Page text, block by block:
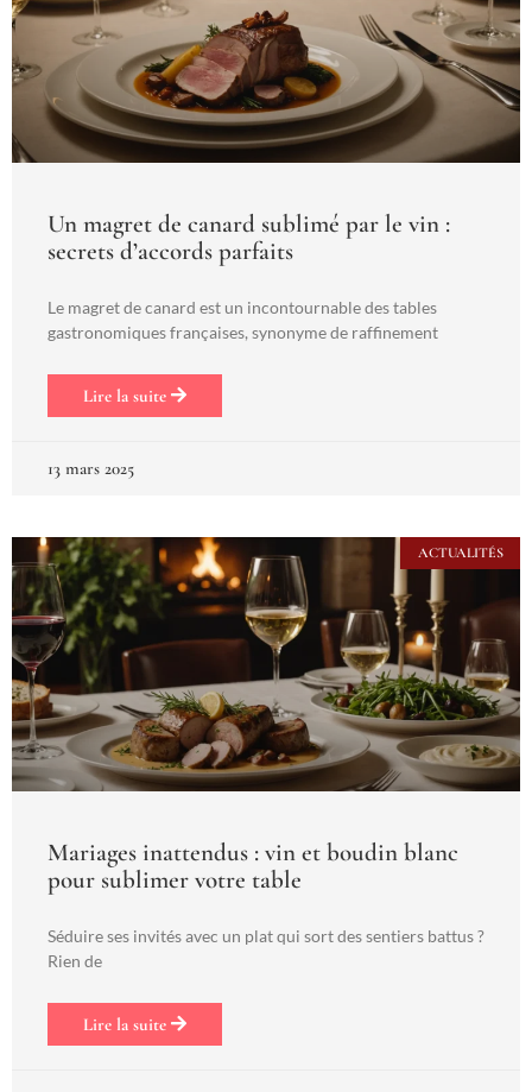
Un magret de canard sublimé par le vin :
secrets d’accords parfaits
Le magret de canard est un incontournable des tables
gastronomiques françaises, synonyme de raffinement
Lire la suite
13 mars 2025
ACTUALITÉS
Mariages inattendus : vin et boudin blanc
pour sublimer votre table
Séduire ses invités avec un plat qui sort des sentiers battus ?
Rien de
Lire la suite